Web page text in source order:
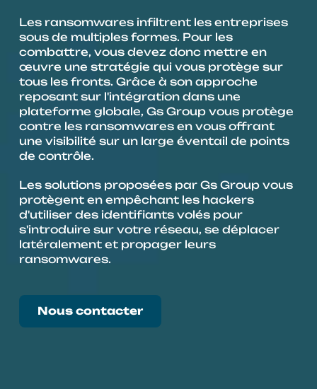
Les ransomwares infiltrent les entreprises
sous de multiples formes. Pour les
combattre, vous devez donc mettre en
œuvre une stratégie qui vous protège sur
tous les fronts. Grâce à son approche
reposant sur l'intégration dans une
plateforme globale, Gs Group vous protège
contre les ransomwares en vous offrant
une visibilité sur un large éventail de points
de contrôle.
Les solutions proposées par Gs Group vous
protègent en empêchant les hackers
d'utiliser des identifiants volés pour
s'introduire sur votre réseau, se déplacer
latéralement et propager leurs
ransomwares.
Nous contacter